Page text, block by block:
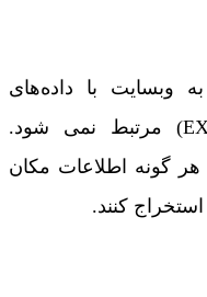
وبسایت با داده‌های
جغرافیایی مکان شما (EXIF GPS) مرتبط نمی شود.
هر گونه اطلاعات مکان
کنند.